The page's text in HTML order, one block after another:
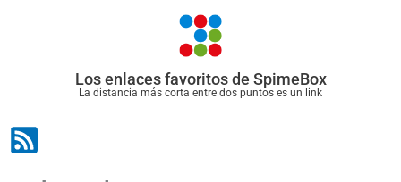
Los enlaces favoritos de SpimeBox
La distancia más corta entre dos puntos es un link